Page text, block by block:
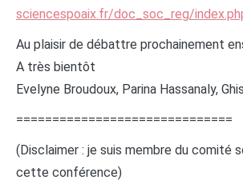
sciencespoaix.fr/doc_soc_reg/
Au plaisir de débattre prochainement
A très bientôt
Evelyne Broudoux, Parina Hassanaly,
==============================
(Disclaimer : je suis membre du comité
cette conférence)